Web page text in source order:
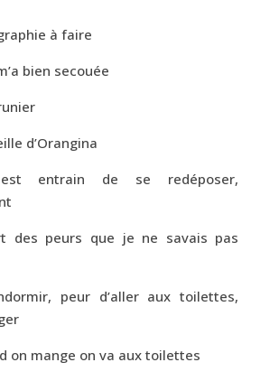
à faire
bien secouée
d’Orangina
entrain de se redéposer,
des peurs que je ne savais pas
peur d’aller aux toilettes,
on mange on va aux toilettes